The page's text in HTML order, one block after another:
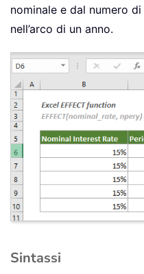
nominale e dal numero
nell’arco di un anno.
Sintassi